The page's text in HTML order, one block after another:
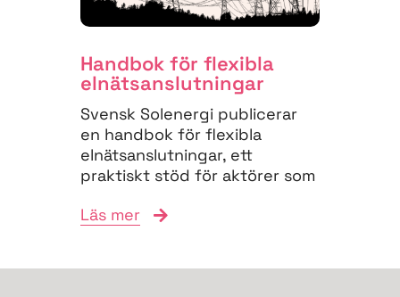
Handbok för flexibla
elnäts­anslutningar
Svensk Solenergi publicerar
en handbok för flexibla
elnätsanslutningar, ett
praktiskt stöd för aktörer som
anslutningsprocessen och
Läs mer